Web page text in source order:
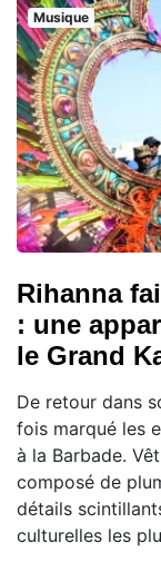
Musique
Rihanna
: une
le Grand
De retour dans
fois marqué les
à la Barbade.
composé de
détails
culturelles les